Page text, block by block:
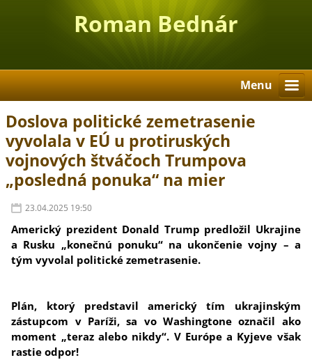
Roman Bednár
Menu
Doslova politické zemetrasenie
vyvolala v EÚ u protiruských
vojnových štváčoch Trumpova
„posledná ponuka“ na mier
23.04.2025 19:50
Americký prezident Donald Trump predložil Ukrajine
a Rusku „konečnú ponuku“ na ukončenie vojny – a
tým vyvolal politické zemetrasenie.
Plán, ktorý predstavil americký tím ukrajinským
zástupcom v Paríži, sa vo Washingtone označil ako
moment „teraz alebo nikdy“. V Európe a Kyjeve však
rastie odpor!